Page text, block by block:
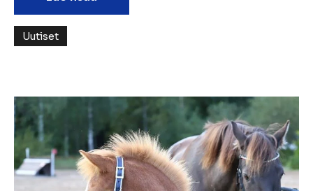
Uutiset